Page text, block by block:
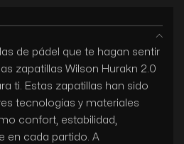
de pádel que te hagan sentir
zapatillas Wilson Hurakn 2.0
ti. Estas zapatillas han sido
tecnologías y materiales
confort, estabilidad,
en cada partido. A